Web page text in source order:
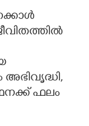
ഫലം